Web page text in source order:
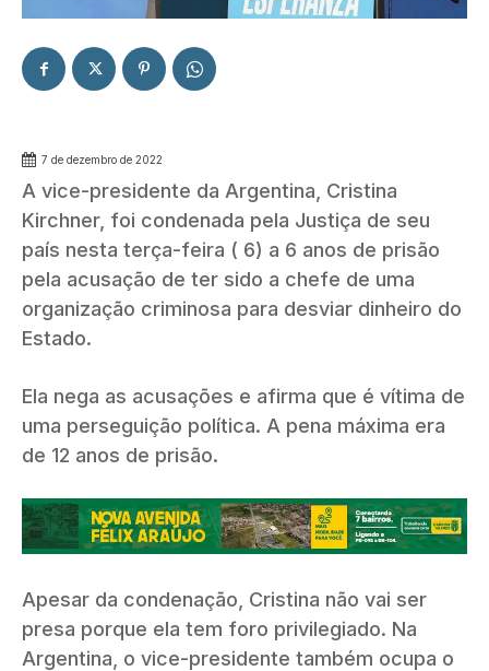
7 de dezembro de 2022
A vice-presidente da Argentina, Cristina
Kirchner, foi condenada pela Justiça de seu
país nesta terça-feira ( 6) a 6 anos de prisão
pela acusação de ter sido a chefe de uma
organização criminosa para desviar dinheiro do
Estado.
Ela nega as acusações e afirma que é vítima de
uma perseguição política. A pena máxima era
de 12 anos de prisão.
Apesar da condenação, Cristina não vai ser
presa porque ela tem foro privilegiado. Na
Argentina, o vice-presidente também ocupa o